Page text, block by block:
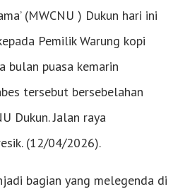
(MWCNU ) Dukun hari ini
Pemilik Warung kopi
bulan puasa kemarin
tersebut bersebelahan
Dukun. Jalan raya
(12/04/2026).
bagian yang melegenda di